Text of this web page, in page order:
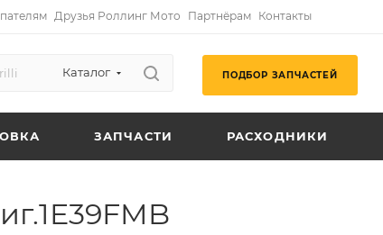
Друзья Роллинг Мото Партнёрам Контакты
Каталог ПОДБОР ЗАПЧАСТЕЙ
ЗАПЧАСТИ РАСХОДНИКИ